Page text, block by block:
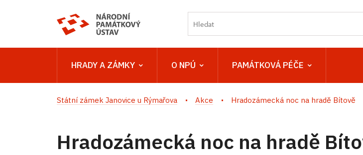
HRADY A ZÁMKY O NPÚ PAMÁTKOVÁ PÉČE
Státní zámek Janovice u Rýmařova Akce Hradozámecká noc na hradě Bítově
Hradozámecká noc na hradě